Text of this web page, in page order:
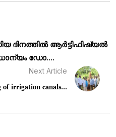
ദിനത്തിൽ ആർട്ടിഫിഷ്യൽ
ഡോ....
Next Article
of irrigation canals...